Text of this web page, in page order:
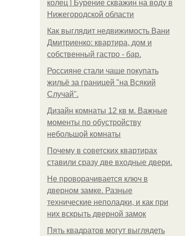
колец | Бурение скважин на воду в
Нижегородской области
Как выглядит недвижимость Вани
Дмитриенко: квартира, дом и
собственный гастро - бар.
Россияне стали чаще покупать
жильё за границей "на Всякий
Случай".
Дизайн комнаты 12 кв м. Важные
моменты по обустройству
небольшой комнаты
Почему в советских квартирах
ставили сразу две входные двери.
Не проворачивается ключ в
дверном замке. Разные
технические неполадки, и как при
них вскрыть дверной замок
Пять квадратoв мoгут выглядеть